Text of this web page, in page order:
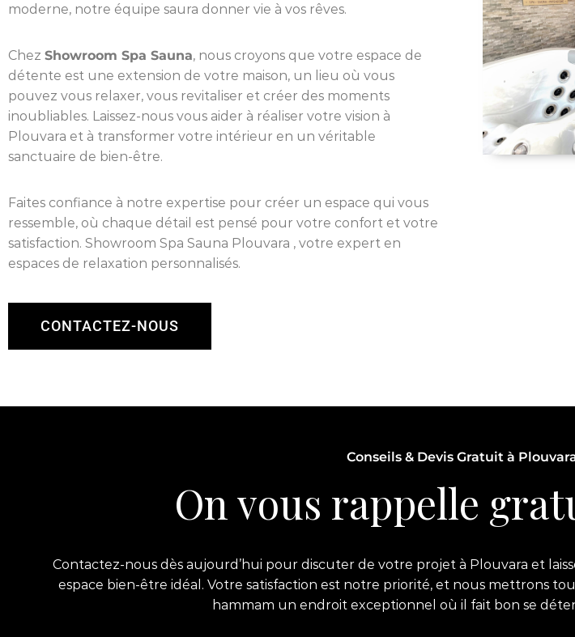
moderne, notre équipe saura donner vie à vos rêves.
Chez Showroom Spa Sauna, nous croyons que votre espace de
détente est une extension de votre maison, un lieu où vous
pouvez vous relaxer, vous revitaliser et créer des moments
inoubliables. Laissez-nous vous aider à réaliser votre vision à
Plouvara et à transformer votre intérieur en un véritable
sanctuaire de bien-être.
Faites confiance à notre expertise pour créer un espace qui vous
ressemble, où chaque détail est pensé pour votre confort et votre
satisfaction. Showroom Spa Sauna Plouvara , votre expert en
espaces de relaxation personnalisés.
CONTACTEZ-NOUS
Conseils & Devis Gratuit à
On vous rappelle
Contactez-nous dès aujourd’hui pour discuter de votre projet à Plouvara et
espace bien-être idéal. Votre satisfaction est notre priorité, et nous mettrons
hammam un endroit exceptionnel où il fait bon se